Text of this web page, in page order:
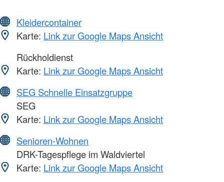
Kleidercontainer
Karte: Link zur Google Maps Ansicht
Rückholdienst
Karte: Link zur Google Maps Ansicht
SEG Schnelle Einsatzgruppe
SEG
Karte: Link zur Google Maps Ansicht
Senioren-Wohnen
DRK-Tagespflege im Waldviertel
Karte: Link zur Google Maps Ansicht